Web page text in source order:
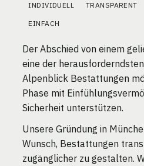
INDIVIDUELL TRANSPARENT
EINFACH
Der Abschied von einem
eine der
Alpenblick Bestattungen
Phase mit
Sicherheit unterstützen.
Unsere Gründung in
Wunsch, Bestattungen
zugänglicher zu gestalten.